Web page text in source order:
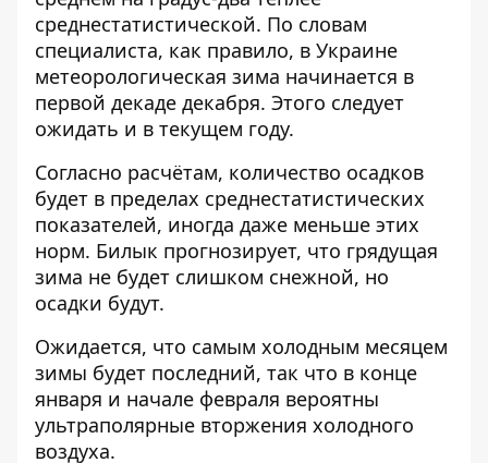
среднестатистической. По словам
специалиста, как правило, в Украине
метеорологическая зима начинается в
первой декаде декабря. Этого следует
ожидать и в текущем году.
Согласно расчётам, количество осадков
будет в пределах среднестатистических
показателей, иногда даже меньше этих
норм. Билык прогнозирует, что грядущая
зима не будет слишком снежной, но
осадки будут.
Ожидается, что самым холодным месяцем
зимы будет последний, так что в конце
января и начале февраля вероятны
ультраполярные вторжения холодного
воздуха.